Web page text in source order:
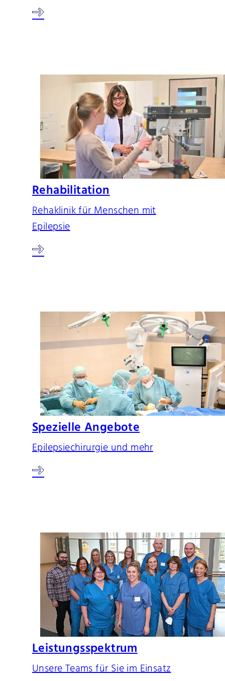
Rehabilitation
Rehaklinik für Menschen mit
Epilepsie
Spezielle Angebote
Epilepsiechirurgie und mehr
Leistungsspektrum
Unsere Teams für Sie im Einsatz